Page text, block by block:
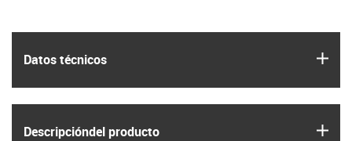
Datos técnicos
Descripción­del producto